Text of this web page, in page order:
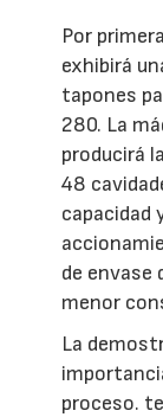
Por
exhibirá
tapones
280. La
producirá
48
capacidad
de envase
menor
La
proceso.